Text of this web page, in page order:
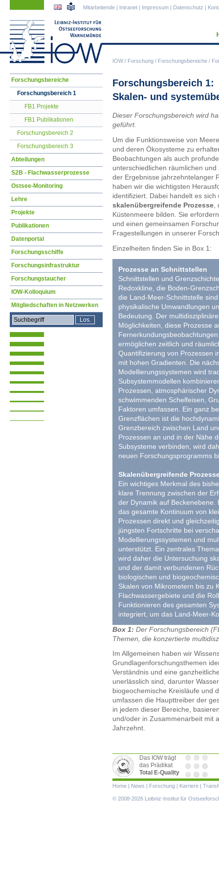
IOW/ Forschung / Forschungsbereiche /
Mitarbeitende | Intranet | Impressum | Datenschutz |
Forschungsbereich 1:
Skalen- und
Dieser Forschungsbereich wird
geführt.
Um die Funktionsweise von
und deren Ökosysteme zu
Beobachtungen als auch
unterschiedlichen räumlichen
der Ergebnisse jahrzehntelanger
haben wir die wichtigsten
identifiziert. Dabei handelt es
skalenübergreifende Prozesse,
Küstenmeere bilden. Sie
und einen gemeinsamen
Fragestellungen in unserer
Einzelheiten finden Sie in Box 1:
Prozesse an Schnittstellen
Schnittstellen und
Redoxkline, die Boden-
die Land-Meer-Schnittstelle
physikalische Umwandlungen
Bedeutung. Der
Möglichkeiten, diese Prozesse
ermöglichen zeitlich und
Quantifizierung von Prozessen
mit hohen Gradienten. Die
Modellierungssystemen wird
Subsystemmodellen
Prozessen, atmosphärischer
schwimmenden Schelfeisen,
Faktoren umfassen. Ein ganz
Grenzflächen ist die
Grenzbereich zwischen Land
Prozessen an und in der Nähe
Subsysteme verbinden, wird
neuen Forschungsprogramms
Skalenübergreifende
Ein wichtiges Merkmal des
klare Trennung zwischen der
der Dynamik auf
das gesamte Kontinuum von
Prozessen direkt und
jüngsten Fortschritte bei
Modellierungssystemen und
unterstützt. Ein zentrales
wird daher die Untersuchung
und der damit verbundenen
biologischen und
Skalen von Mikrometern bis zu
Flachwassergebiete und die
Funktionieren des gesamten
integriert, um das Land-Meer-
Box 1: Der Forschungsbereich
Themen, die konzertierte
Im Allgemeinen haben wir
Grundlagenforschungsthemen
Verständnis und eine
unerlässlich sind, darunter
biogeochemische Kreisläufe und
umfassen die Haupttreiber der
in jedem dieser Bereiche,
und/oder in Zusammenarbeit mit
Jahrzehnt.
Navigation
überspringen
Forschungsbereiche
Forschungsbereich 1
FB1 Projekte
FB1 Publikationen
Forschungsbereich 2
Forschungsbereich 3
Abteilungen
S2B - Flachwasserprozesse
Ostsee-Monitoring
Lehre
Projekte
Publikationen
Datenportal
Forschungsschiffe
Forschungsinfrastruktur
Forschungstaucher
IOW-Kolloquium
Mitgliedschaften in Netzwerken
Das IOW trägt
das Prädikat
Total E-Quality
Navigation
überspringen
Home | News | Forschung | Karriere |
© 2008-2026 Leibniz-Institut für